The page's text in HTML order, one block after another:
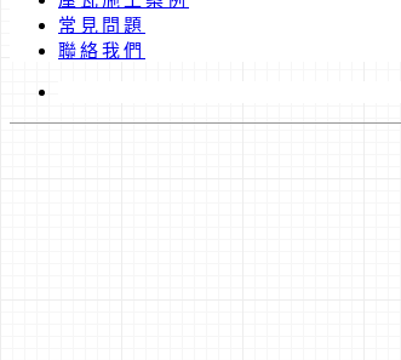
常見問題
聯絡我們